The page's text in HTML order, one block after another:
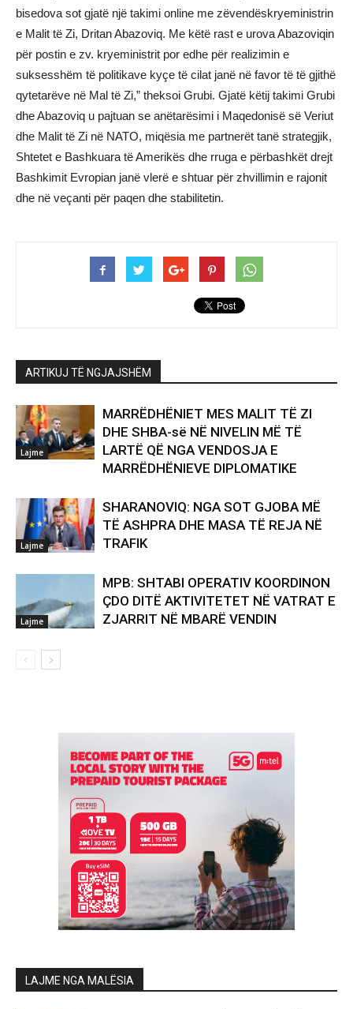
bisedova sot gjatë një takimi online me zëvendëskryeministrin
e Malit të Zi, Dritan Abazoviq. Me këtë rast e urova Abazoviqin
për postin e zv. kryeministrit por edhe për realizimin e
suksesshëm të politikave kyçe të cilat janë në favor të të gjithë
qytetarëve në Mal të Zi,” theksoi Grubi. Gjatë këtij takimi Grubi
dhe Abazoviq u pajtuan se anëtarësimi i Maqedonisë së Veriut
dhe Malit të Zi në NATO, miqësia me partnerët tanë strategjik,
Shtetet e Bashkuara të Amerikës dhe rruga e përbashkët drejt
Bashkimit Evropian janë vlerë e shtuar për zhvillimin e rajonit
dhe në veçanti për paqen dhe stabilitetin.
ARTIKUJ TË NGJAJSHËM
Lajme
MARRËDHËNIET MES MALIT TË ZI
DHE SHBA-së NË NIVELIN MË TË
LARTË QË NGA VENDOSJA E
MARRËDHËNIEVE DIPLOMATIKE
Lajme
SHARANOVIQ: NGA SOT GJOBA MË
TË ASHPRA DHE MASA TË REJA NË
TRAFIK
Lajme
MPB: SHTABI OPERATIV KOORDINON
ÇDO DITË AKTIVITETET NË VATRAT E
ZJARRIT NË MBARË VENDIN
LAJME NGA MALËSIA